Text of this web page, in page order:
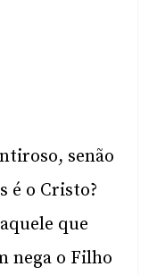
senão
é o Cristo?
que
nega o Filho